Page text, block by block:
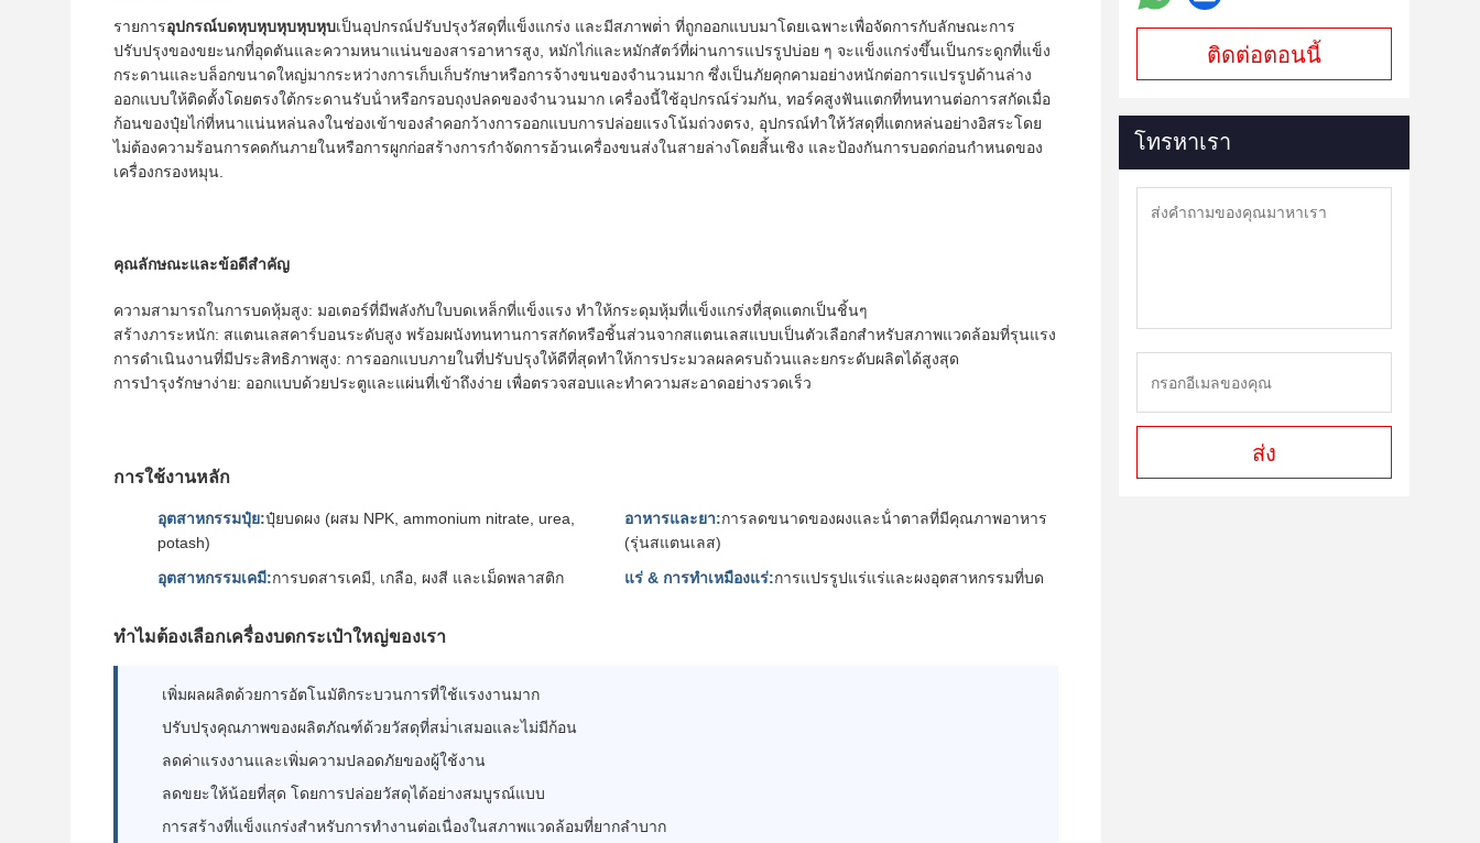
รายการอุปกรณ์บดหุบหุบหุบหุบหุบเป็นอุปกรณ์ปรับปรุงวัสดุที่แข็งแกร่ง และมีสภาพต่ํา ที่ถูกออกแบบมาโดยเฉพาะเพื่อจัดการกับลักษณะการ
ปรับปรุงของขยะนกที่อุดตันและความหนาแน่นของสารอาหารสูง, หมักไก่และหมักสัตว์ที่ผ่านการแปรรูปบ่อย ๆ จะแข็งแกร่งขึ้นเป็นกระดูกที่แข็ง
กระดานและบล็อกขนาดใหญ่มากระหว่างการเก็บเก็บรักษาหรือการจ้างขนของจํานวนมาก ซึ่งเป็นภัยคุกคามอย่างหนักต่อการแปรรูปด้านล่าง
ออกแบบให้ติดตั้งโดยตรงใต้กระดานรับน้ําหรือกรอบถุงปลดของจํานวนมาก เครื่องนี้ใช้อุปกรณ์ร่วมกัน, ทอร์คสูงฟันแตกที่ทนทานต่อการสกัดเมื่อ
ก้อนของปุ๋ยไก่ที่หนาแน่นหล่นลงในช่องเข้าของลําคอกว้างการออกแบบการปล่อยแรงโน้มถ่วงตรง, อุปกรณ์ทําให้วัสดุที่แตกหล่นอย่างอิสระโดย
ไม่ต้องความร้อนการคดกันภายในหรือการผูกก่อสร้างการกําจัดการอ้วนเครื่องขนส่งในสายล่างโดยสิ้นเชิง และป้องกันการบอดก่อนกําหนดของ
เครื่องกรองหมุน.
คุณลักษณะและข้อดีสําคัญ
ความสามารถในการบดหุ้มสูง: มอเตอร์ที่มีพลังกับใบบดเหล็กที่แข็งแรง ทําให้กระดุมหุ้มที่แข็งแกร่งที่สุดแตกเป็นชิ้นๆ
สร้างภาระหนัก: สแตนเลสคาร์บอนระดับสูง พร้อมผนังทนทานการสกัดหรือชิ้นส่วนจากสแตนเลสแบบเป็นตัวเลือกสําหรับสภาพแวดล้อมที่รุนแรง
การดําเนินงานที่มีประสิทธิภาพสูง: การออกแบบภายในที่ปรับปรุงให้ดีที่สุดทําให้การประมวลผลครบถ้วนและยกระดับผลิตได้สูงสุด
การบํารุงรักษาง่าย: ออกแบบด้วยประตูและแผ่นที่เข้าถึงง่าย เพื่อตรวจสอบและทําความสะอาดอย่างรวดเร็ว
การใช้งานหลัก
อุตสาหกรรมปุ๋ย:ปุ๋ยบดผง (ผสม NPK, ammonium nitrate, urea,
potash)
อุตสาหกรรมเคมี:การบดสารเคมี, เกลือ, ผงสี และเม็ดพลาสติก
อาหารและยา:การลดขนาดของผงและน้ําตาลที่มีคุณภาพอาหาร
(รุ่นสแตนเลส)
แร่ & การทําเหมืองแร่:การแปรรูปแร่แร่และผงอุตสาหกรรมที่บด
ทําไมต้องเลือกเครื่องบดกระเป๋าใหญ่ของเรา
เพิ่มผลผลิตด้วยการอัตโนมัติกระบวนการที่ใช้แรงงานมาก
ปรับปรุงคุณภาพของผลิตภัณฑ์ด้วยวัสดุที่สม่ําเสมอและไม่มีก้อน
ลดค่าแรงงานและเพิ่มความปลอดภัยของผู้ใช้งาน
ลดขยะให้น้อยที่สุด โดยการปล่อยวัสดุได้อย่างสมบูรณ์แบบ
การสร้างที่แข็งแกร่งสําหรับการทํางานต่อเนื่องในสภาพแวดล้อมที่ยากลําบาก
ติดต่อตอนนี้
โทรหาเรา
ส่ง